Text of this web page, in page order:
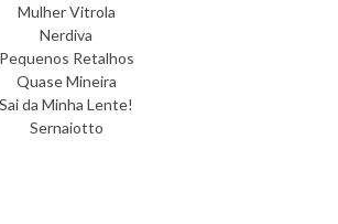
Mulher Vitrola
Nerdiva
Pequenos Retalhos
Quase Mineira
Sai da Minha Lente!
Sernaiotto